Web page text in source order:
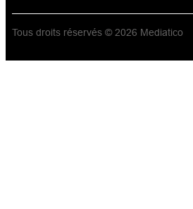
Tous droits réservés © 2026 Mediatico